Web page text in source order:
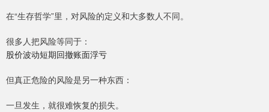
在“生存哲学”里，对风险的定义和大多数人不同。
很多人把风险等同于：
股价波动短期回撤账面浮亏
但真正危险的风险是另一种东西：
一旦发生，就很难恢复的损失。